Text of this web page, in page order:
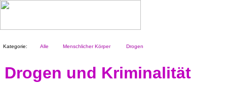
Kategorie: Alle Menschlicher Körper Drogen
Drogen und Kriminalität